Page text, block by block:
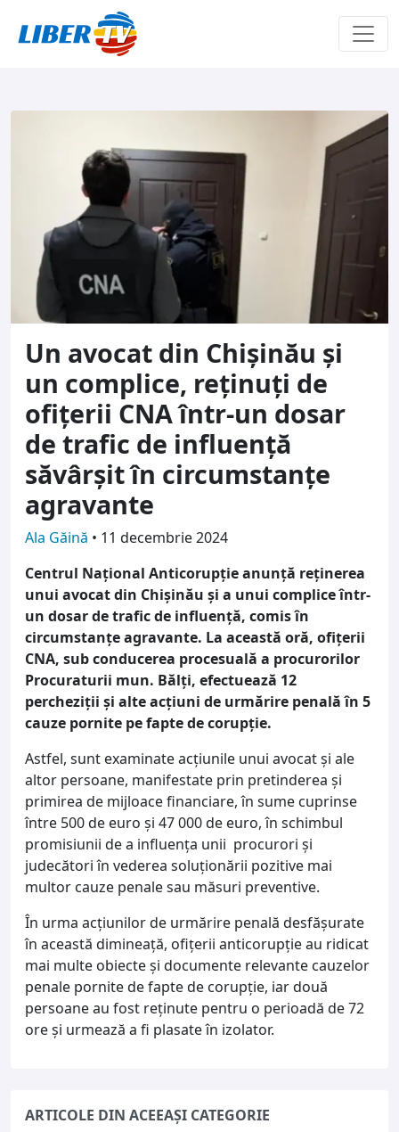
Un avocat din Chişinău și
un complice, reținuți de
ofițerii CNA într-un dosar
de trafic de influență
săvârșit în circumstanțe
agravante
Ala Găină • 11 decembrie 2024
Centrul Național Anticorupție anunță reținerea
unui avocat din Chișinău și a unui complice într-
un dosar de trafic de influență, comis în
circumstanțe agravante. La această oră, ofițerii
CNA, sub conducerea procesuală a procurorilor
Procuraturii mun. Bălți, efectuează 12
percheziții și alte acțiuni de urmărire penală în 5
cauze pornite pe fapte de corupție.
Astfel, sunt examinate acțiunile unui avocat și ale
altor persoane, manifestate prin pretinderea și
primirea de mijloace financiare, în sume cuprinse
între 500 de euro și 47 000 de euro, în schimbul
promisiunii de a influența unii procurori și
judecători în vederea soluționării pozitive mai
multor cauze penale sau măsuri preventive.
În urma acțiunilor de urmărire penală desfășurate
în această dimineață, ofițerii anticorupție au ridicat
mai multe obiecte și documente relevante cauzelor
penale pornite de fapte de corupție, iar două
persoane au fost reținute pentru o perioadă de 72
ore și urmează a fi plasate în izolator.
ARTICOLE DIN ACEEAȘI CATEGORIE